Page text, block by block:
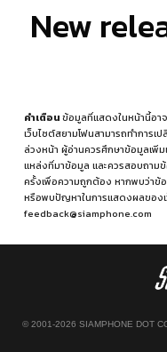
New
คำเตือนข้อมูลที่แสดงในหน้านี้อา
เว็บไซต์สยามโฟนสามารถทำการ
ล่วงหน้า ผู้อ่านควรศึกษาข้อมูลเพิ่ม
แหล่งที่มาข้อมูล และควรสอบถาม
ครั้งเพื่อความถูกต้อง หากพบว่าข้
หรือพบปัญหาในการแสดงผลของเ
feedback@siamphone.com
© 2001-2026 SIAMPHONE DOT